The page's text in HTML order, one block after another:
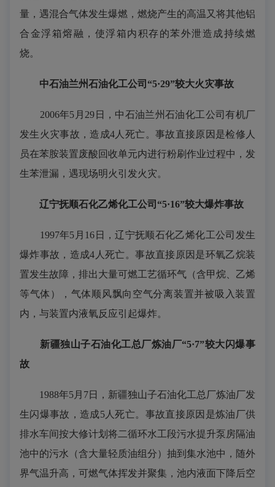
量，遇混合气体发生爆燃，燃烧产生的高温又将其他铝
合金浮箱熔融，使浮箱内积存的苯外泄造成持续燃
烧。
中石油兰州石油化工公司“5·29”较大火灾事故
2006年5月29日，中石油兰州石油化工公司有机厂
发生火灾事故，造成4人死亡。事故直接原因是检修人
员在苯胺装置废酸回收单元内进行粉刷作业过程中，发
生苯泄漏，遇现场明火引发火灾。
辽宁抚顺石化乙烯化工公司“5·16”较大爆炸事故
1997年5月16日，辽宁抚顺石化乙烯化工公司发生
爆炸事故，造成4人死亡。事故直接原因是环氧乙烷装
置发生故障，排出大量可燃工艺循环气（含甲烷、乙烯
等气体），气体顺风飘向空气分离装置并被吸入装置
内，与装置内液氧反应引起爆炸。
新疆独山子石油化工总厂炼油厂“5·7”较大闪爆事
故
1988年5月7日，新疆独山子石油化工总厂炼油厂发
生闪爆事故，造成5人死亡。事故直接原因是炼油厂供
排水车间按大修计划将二循环水工段污水提升泵房隔油
池中的污水（含大量轻质油组分）抽到集水池中，随外
界气温升高，可燃气体挥发并聚集，池内液面下降后空